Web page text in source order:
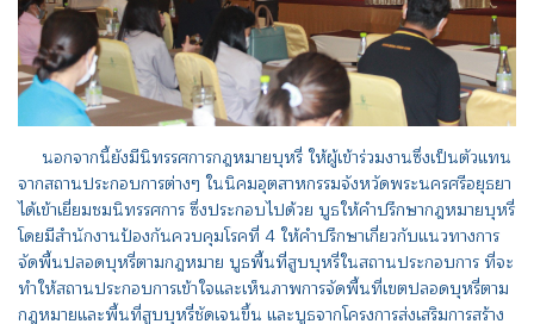
นอกจากนี้ยังมีนิทรรศการกฎหมายบุหรี่ ให้ผู้เข้าร่วมงานซึ่งเป็นตัวแทน
จากสถานประกอบการต่างๆ ในนิคมอุตสาหกรรมจังหวัดพระนครศรีอยุธยา
ได้เข้าเยี่ยมชมนิทรรศการ ซึ่งประกอบไปด้วย บูธให้คำปรึกษากฎหมายบุหรี่
โดยมีสำนักงานป้องกันควบคุมโรคที่ 4 ให้คำปรึกษาเกี่ยวกับแนวทางการ
จัดพื้นปลอดบุหรี่ตามกฎหมาย บูธพื้นที่สูบบุหรี่ในสถานประกอบการ ที่จะ
ทำให้สถานประกอบการเข้าใจและเห็นภาพการจัดพื้นที่เขตปลอดบุหรี่ตาม
กฎหมายและพื้นที่สูบบุหรี่ชัดเจนขึ้น และบูธจากโครงการส่งเสริมการสร้าง